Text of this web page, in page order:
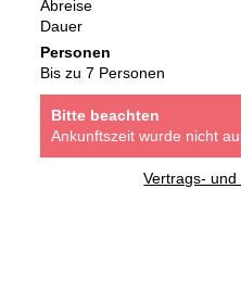
Abreise
Dauer
Personen
Bis zu 7 Personen
Bitte beachten
Ankunftszeit wurde nicht
Vertrags-